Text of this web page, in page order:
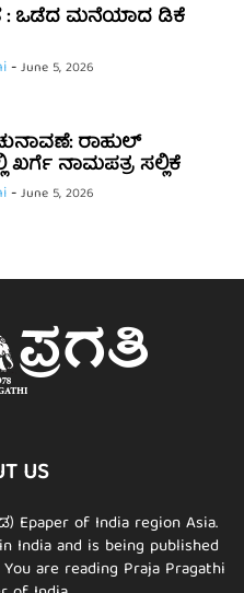
: ಒಡೆದ ಮನೆಯಾದ ಡಿಕೆ
-June 5, 2026
ರಾಹುಲ್
ಖರ್ಗೆ ನಾಮಪತ್ರ ಸಲ್ಲಿಕೆ
-June 5, 2026
US
Epaper of India region Asia.
India and is being published
are reading Praja Pragathi